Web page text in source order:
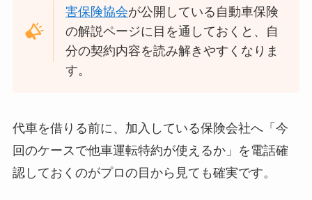
害保険協会が公開している自動車保険
の解説ページに目を通しておくと、自
分の契約内容を読み解きやすくなりま
す。
代車を借りる前に、加入している保険会社へ「今
回のケースで他車運転特約が使えるか」を電話確
認しておくのがプロの目から見ても確実です。